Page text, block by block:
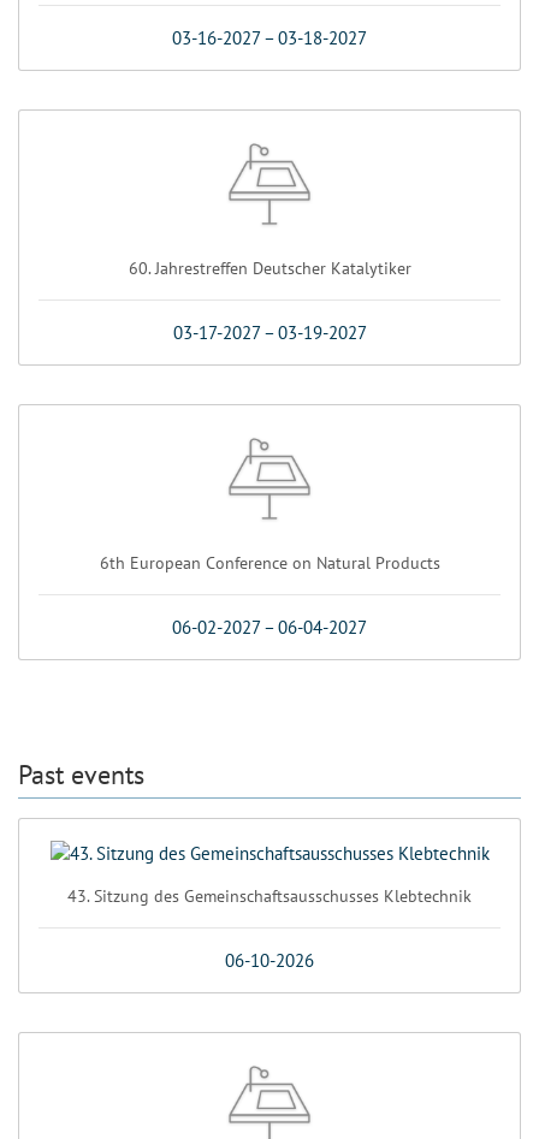
03-16-2027–03-18-2027
60. Jahrestreffen Deutscher Katalytiker
03-17-2027–03-19-2027
6th European Conference on Natural Products
06-02-2027–06-04-2027
Past events
43. Sitzung des Gemeinschaftsausschusses Klebtechnik
06-10-2026